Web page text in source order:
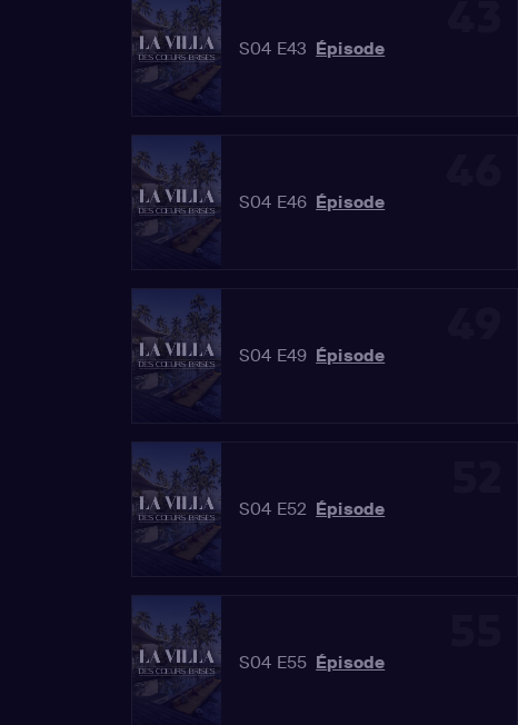
S04 E43 Épisode
S04 E46 Épisode
S04 E49 Épisode
S04 E52 Épisode
S04 E55 Épisode